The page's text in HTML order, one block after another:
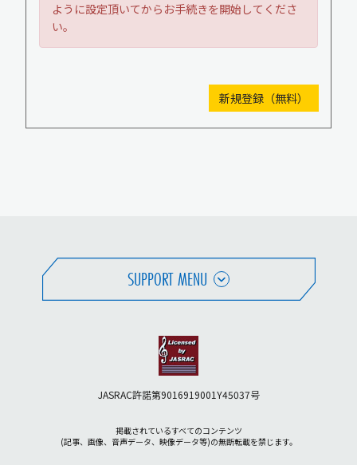
ように設定頂いてからお手続きを開始してくださ
い。
SUPPORT MENU
JASRAC許諾第9016919001Y45037号
掲載されているすべてのコンテンツ
(記事、画像、音声データ、映像データ等)の無断転載を禁じます。